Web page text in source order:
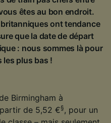
êtes au bon endroit.
ont tendance
que la date de départ
: nous sommes là pour
les plus bas !
Birmingham à
de 5,52 €§ , pour un